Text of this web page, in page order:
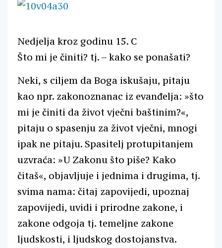
Nedjelja kroz godinu 15. C
Što mi je činiti? tj. – kako se ponašati?
Neki, s ciljem da Boga iskušaju, pitaju
kao npr. zakonoznanac iz evanđelja: »što
mi je činiti da život vječni baštinim?«,
pitaju o spasenju za život vječni, mnogi
ipak ne pitaju. Spasitelj protupitanjem
uzvraća: »U Zakonu što piše? Kako
čitaš«, objavljuje i jednima i drugima, tj.
svima nama: čitaj zapovijedi, upoznaj
zapovijedi, uvidi i prirodne zakone, i
zakone odgoja tj. temeljne zakone
ljudskosti, i ljudskog dostojanstva.